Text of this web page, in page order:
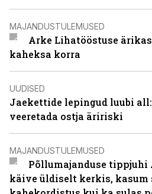
MAJANDUSTULEMUSED
Arke Lihatööstuse
kaheksa korra
UUDISED
Jaekettide lepingud luubi
veeretada ostja äririski
MAJANDUSTULEMUSED
Põllumajanduse tippjuhi
käive üldiselt kerkis, kasum